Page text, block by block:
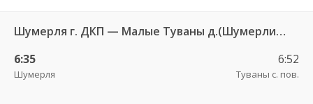
Шумерля г. ДКП — Малые Туваны д.(Шумерлинский р-н) 114
6:35
Шумерля
6:52
Туваны с. пов.